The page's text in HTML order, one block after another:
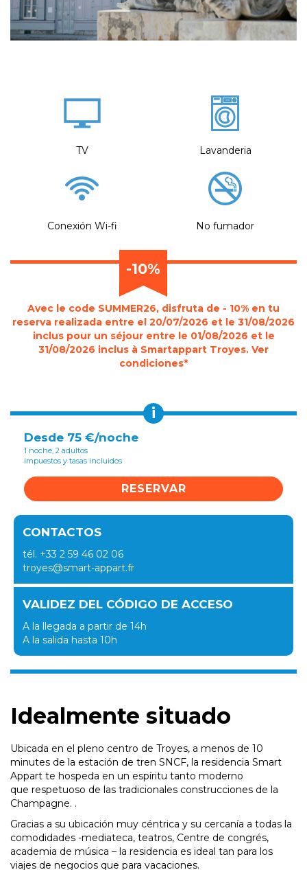
TV Lavanderia
Conexión Wi-fi No fumador
-10%
Avec le code SUMMER26, disfruta de - 10% en tu
reserva realizada entre el 20/07/2026 et le 31/08/2026
inclus pour un séjour entre le 01/08/2026 et le
31/08/2026 inclus à Smartappart Troyes. Ver
condiciones*
i
Desde 75 €/noche
1 noche, 2 adultos
impuestos y tasas incluidos
RESERVAR
CONTACTOS
tél. +33 2 59 46 02 06
troyes@smart-appart.fr
VALIDEZ DEL CÓDIGO DE ACCESO
A la llegada a partir de 14h
A la salida hasta 10h
Idealmente situado
Ubicada en el pleno centro de Troyes, a menos de 10
minutes de la estación de tren SNCF, la residencia Smart
Appart te hospeda en un espíritu tanto moderno
que respetuoso de las tradicionales construcciones de la
Champagne. .
Gracias a su ubicación muy céntrica y su cercanía a todas la
comodidades -mediateca, teatros, Centre de congrés,
academia de música – la residencia es ideal tan para los
viajes de negocios que para vacaciones.